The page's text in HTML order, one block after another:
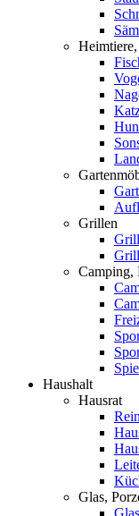
Grillen
Camping,
Haushalt
Hausrat
Glas,
Glas